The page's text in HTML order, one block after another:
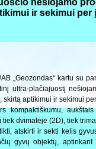
nešiojamo
ir sekimui per
„Geozondas“ kartu su
ultra-plačiajuostį
aptikimui ir sekimui
kompaktiškumu,
dvimatėje (2D), tiek
atskirti ir sekti kelis
gyvų objektų,